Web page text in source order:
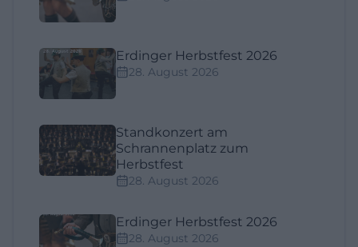
Erdinger Herbstfest 2026
28. August 2026
Standkonzert am
Schrannenplatz zum
Herbstfest
28. August 2026
Erdinger Herbstfest 2026
28. August 2026